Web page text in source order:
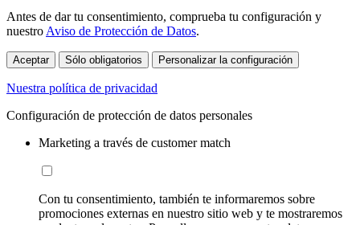
Antes de dar tu consentimiento, comprueba tu configuración y
nuestro Aviso de Protección de Datos.
Aceptar Sólo obligatorios Personalizar la configuración
Nuestra política de privacidad
Configuración de protección de datos personales
Marketing a través de customer match
Con tu consentimiento, también te informaremos sobre
promociones externas en nuestro sitio web y te mostraremos